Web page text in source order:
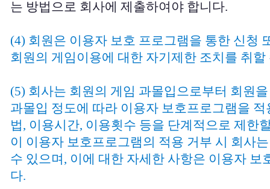
는 방법으로 회사에 제출하여야 합니다.
(4) 회원은 이용자 보호 프로그램을 통한 신청
회원의 게임이용에 대한 자기제한 조치를 취할
(5) 회사는 회원의 게임 과몰입으로부터 회원
과몰입 정도에 따라 이용자 보호프로그램을
법, 이용시간, 이용횟수 등을 단계적으로 제한
이 이용자 보호프로그램의 적용 거부 시 회사
수 있으며, 이에 대한 자세한 사항은 이용자 보
다.